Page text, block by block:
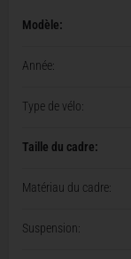
Modèle:
Année:
Type de vélo:
Taille du cadre:
Matériau du cadre:
Suspension: